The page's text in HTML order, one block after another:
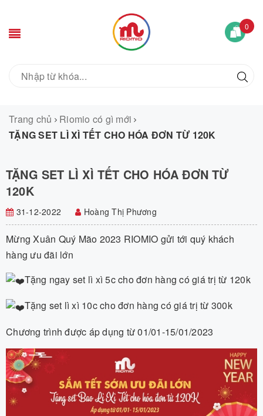
0
Trang chủ
Riomio có gì mới
TẶNG SET LÌ XÌ TẾT CHO HÓA ĐƠN TỪ 120K
TẶNG SET LÌ XÌ TẾT CHO HÓA ĐƠN TỪ
120K
31-12-2022 Hoàng Thị Phương
Mừng Xuân Quý Mão 2023 RIOMIO gửi tới quý khách
hàng ưu đãi lớn
Tặng ngay set lì xì 5c cho đơn hàng có giá trị từ 120k
Tặng set lì xì 10c cho đơn hàng có giá trị từ 300k
Chương trình được áp dụng từ 01/01-15/01/2023